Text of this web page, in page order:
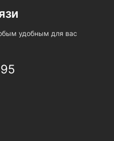
удобным для вас